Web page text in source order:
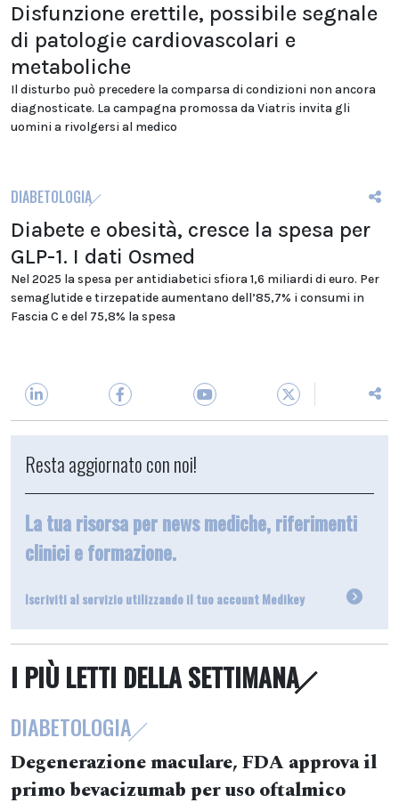
Disfunzione erettile, possibile segnale
di patologie cardiovascolari e
metaboliche
Il disturbo può precedere la comparsa di condizioni non ancora
diagnosticate. La campagna promossa da Viatris invita gli
uomini a rivolgersi al medico
DIABETOLOGIA
Diabete e obesità, cresce la spesa per
GLP-1. I dati Osmed
Nel 2025 la spesa per antidiabetici sfiora 1,6 miliardi di euro. Per
semaglutide e tirzepatide aumentano dell’85,7% i consumi in
Fascia C e del 75,8% la spesa
Resta aggiornato con noi!
La tua risorsa per news mediche, riferimenti
clinici e formazione.
Iscriviti al servizio utilizzando il tuo account Medikey
I PIÙ LETTI DELLA SETTIMANA
DIABETOLOGIA
Degenerazione maculare, FDA approva il
primo bevacizumab per uso oftalmico